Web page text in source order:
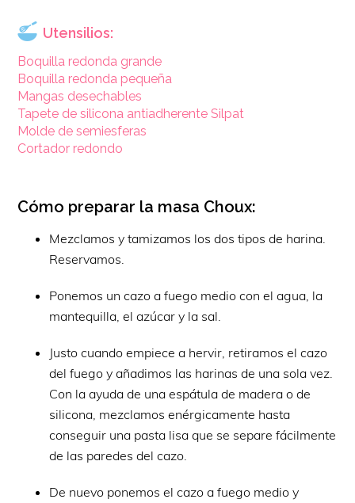
Utensilios:
Boquilla redonda grande
Boquilla redonda pequeña
Mangas desechables
Tapete de silicona antiadherente Silpat
Molde de semiesferas
Cortador redondo
Cómo preparar la masa Choux:
Mezclamos y tamizamos los dos tipos de harina.
Reservamos.
Ponemos un cazo a fuego medio con el agua, la
mantequilla, el azúcar y la sal.
Justo cuando empiece a hervir, retiramos el cazo
del fuego y añadimos las harinas de una sola vez.
Con la ayuda de una espátula de madera o de
silicona, mezclamos enérgicamente hasta
conseguir una pasta lisa que se separe fácilmente
de las paredes del cazo.
De nuevo ponemos el cazo a fuego medio y